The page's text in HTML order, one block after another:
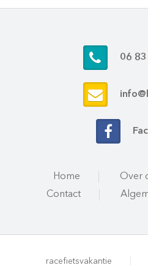
06
Home Over
Contact
racefietsvakantie